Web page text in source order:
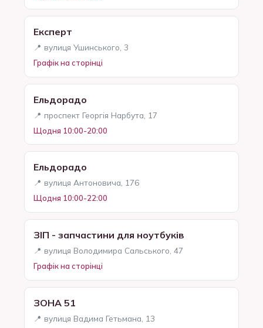
Експерт
📍 вулиця Ушинського, 3
Графік на сторінці
Ельдорадо
📍 проспект Георгія Нарбута, 17
Щодня 10:00-20:00
Ельдорадо
📍 вулиця Антоновича, 176
Щодня 10:00-22:00
ЗІП - запчастини для ноутбуків
📍 вулиця Володимира Сальського, 47
Графік на сторінці
ЗОНА 51
📍 вулиця Вадима Гетьмана, 13